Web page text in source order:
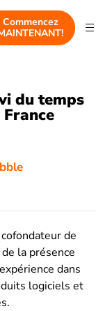
Commencez
du temps
de
la présence
dans
logiciels et